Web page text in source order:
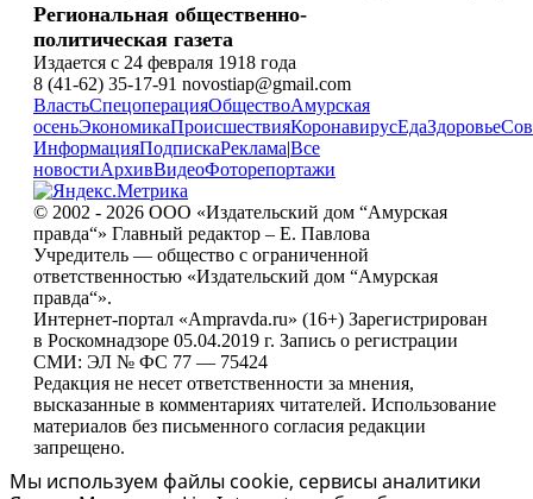
Региональная общественно-
политическая газета
Издается с 24 февраля 1918 года
8 (41-62) 35-17-91 novostiap@gmail.com
ВластьСпецоперацияОбществоАмурская
осеньЭкономикаПроисшествияКоронавирусЕдаЗдоровье
ИнформацияПодпискаРеклама|Все
новостиАрхивВидеоФоторепортажи
© 2002 - 2026 ООО «Издательский дом “Амурская
правда“» Главный редактор – Е. Павлова
Учредитель — общество с ограниченной
ответственностью «Издательский дом “Амурская
правда“».
Интернет-портал «Ampravda.ru» (16+) Зарегистрирован
в Роскомнадзоре 05.04.2019 г. Запись о регистрации
СМИ: ЭЛ № ФС 77 — 75424
Редакция не несет ответственности за мнения,
высказанные в комментариях читателей. Использование
материалов без письменного согласия редакции
запрещено.
Мы используем файлы cookie, сервисы аналитики